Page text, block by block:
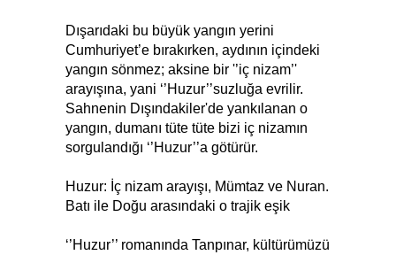
Dışarıdaki bu büyük yangın yerini
Cumhuriyet’e bırakırken, aydının içindeki
yangın sönmez; aksine bir '’iç nizam’'
arayışına, yani ‘’Huzur’’suzluğa evrilir.
Sahnenin Dışındakiler'de yankılanan o
yangın, dumanı tüte tüte bizi iç nizamın
sorgulandığı ‘’Huzur’’a götürür.
Huzur: İç nizam arayışı, Mümtaz ve Nuran.
Batı ile Doğu arasındaki o trajik eşik
‘’Huzur’’ romanında Tanpınar, kültürümüzü